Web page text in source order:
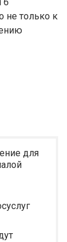
не только к
для